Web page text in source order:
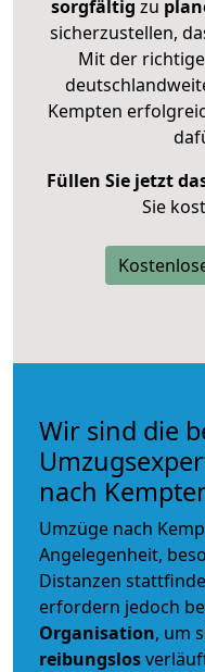
sorgfältig zu
sicherzustellen,
Mit der
Kempten
Füllen Sie jetzt
Sie
Wir sind die
nach
Umzüge nach
Angelegenheit,
Distanzen
erfordern jedoch
Organisation, um
reibungslos